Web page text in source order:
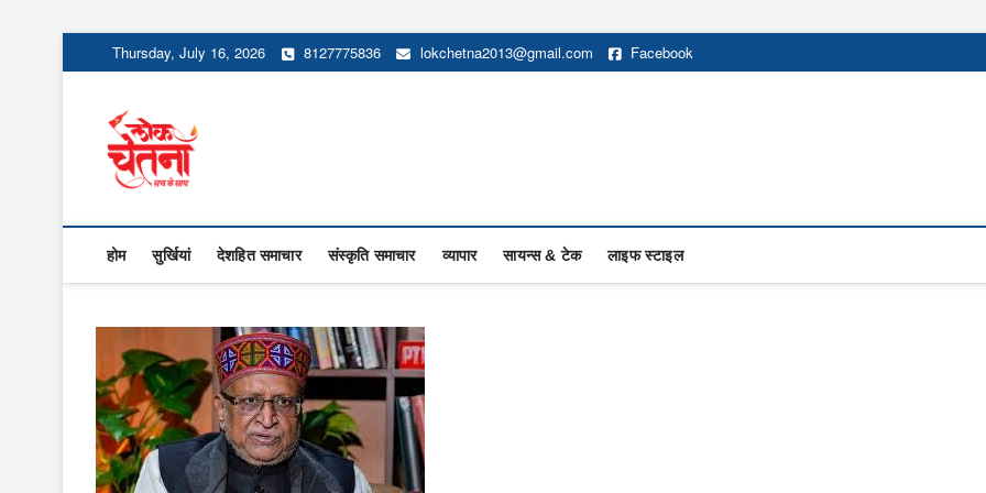
to
Thursday, July 16, 2026 8127775836 lokchetna2013@gmail.com Facebook
होम सुर्खियां देशहित समाचार संस्कृति समाचार व्यापार सायन्स & टेक लाइफ स्टाइल